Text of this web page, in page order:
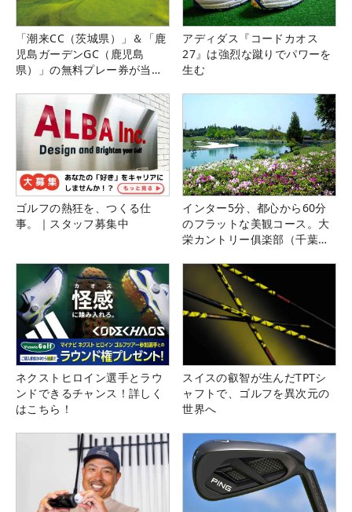
「潮来CC（茨城県）」＆「鹿
児島ガーデンGC（鹿児島
県）」の無料プレー券が当た
アディダス『コードカオス
27』は強烈な蹴りでパワーを
生む
ゴルフの熱狂を、つくる仕
事。｜スタッフ募集中
インター5分、都心から60分
のフラットな美観コース。大
栄カントリー俱楽部（千葉
ネクストヒロイン選手とラウ
ンドできるチャンス！詳しく
はこちら！
スイスの叡智が生んだTPTシ
ャフトで、ゴルフを異次元の
世界へ